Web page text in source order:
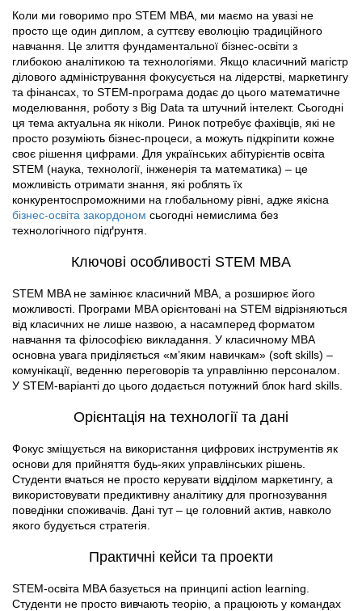
Коли ми говоримо про STEM MBA, ми маємо на увазі не
просто ще один диплом, а суттєву еволюцію традиційного
навчання. Це злиття фундаментальної бізнес-освіти з
глибокою аналітикою та технологіями. Якщо класичний магістр
ділового адміністрування фокусується на лідерстві, маркетингу
та фінансах, то STEM-програма додає до цього математичне
моделювання, роботу з Big Data та штучний інтелект. Сьогодні
ця тема актуальна як ніколи. Ринок потребує фахівців, які не
просто розуміють бізнес-процеси, а можуть підкріпити кожне
своє рішення цифрами. Для українських абітурієнтів освіта
STEM (наука, технології, інженерія та математика) – це
можливість отримати знання, які роблять їх
конкурентоспроможними на глобальному рівні, адже якісна
бізнес-освіта закордоном сьогодні немислима без
технологічного підґрунтя.
Ключові особливості STEM MBA
STEM MBA не замінює класичний MBA, а розширює його
можливості. Програми MBA орієнтовані на STEM відрізняються
від класичних не лише назвою, а насамперед форматом
навчання та філософією викладання. У класичному MBA
основна увага приділяється «м’яким навичкам» (soft skills) –
комунікації, веденню переговорів та управлінню персоналом.
У STEM-варіанті до цього додається потужний блок hard skills.
Орієнтація на технології та дані
Фокус зміщується на використання цифрових інструментів як
основи для прийняття будь-яких управлінських рішень.
Студенти вчаться не просто керувати відділом маркетингу, а
використовувати предиктивну аналітику для прогнозування
поведінки споживачів. Дані тут – це головний актив, навколо
якого будується стратегія.
Практичні кейси та проекти
STEM-освіта MBA базується на принципі action learning.
Студенти не просто вивчають теорію, а працюють у командах